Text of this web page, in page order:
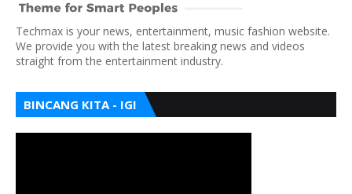
Techmax is your news, entertainment, music fashion website.
We provide you with the latest breaking news and videos
straight from the entertainment industry.
BINCANG KITA - IGI